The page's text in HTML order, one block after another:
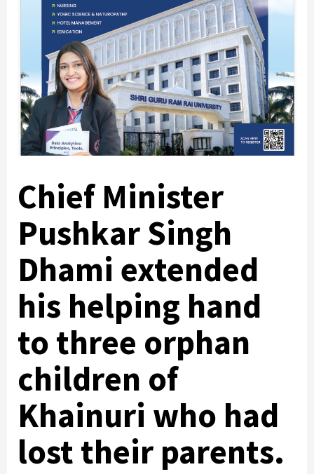
Chief Minister
Pushkar Singh
Dhami extended
his helping hand
to three orphan
children of
Khainuri who had
lost their parents.